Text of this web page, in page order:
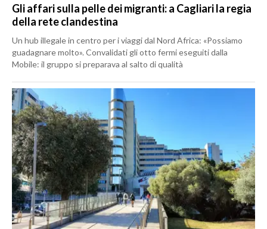
Gli affari sulla pelle dei migranti: a Cagliari la regia
della rete clandestina
Un hub illegale in centro per i viaggi dal Nord Africa: «Possiamo
guadagnare molto». Convalidati gli otto fermi eseguiti dalla
Mobile: il gruppo si preparava al salto di qualità